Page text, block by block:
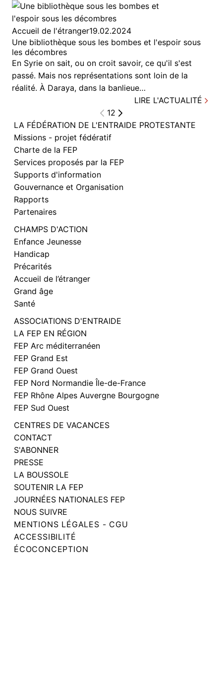
Accueil de l'étranger19.02.2024
Une bibliothèque sous les bombes et l'espoir sous
les décombres
En Syrie on sait, ou on croit savoir, ce qu'il s'est
passé. Mais nos représentations sont loin de la
réalité. À Daraya, dans la banlieue…
LIRE L'ACTUALITÉ
12
LA FÉDÉRATION DE L'ENTRAIDE PROTESTANTE
Missions - projet fédératif
Charte de la FEP
Services proposés par la FEP
Supports d'information
Gouvernance et Organisation
Rapports
Partenaires
CHAMPS D'ACTION
Enfance Jeunesse
Handicap
Précarités
Accueil de l’étranger
Grand âge
Santé
ASSOCIATIONS D'ENTRAIDE
LA FEP EN RÉGION
FEP Arc méditerranéen
FEP Grand Est
FEP Grand Ouest
FEP Nord Normandie Île-de-France
FEP Rhône Alpes Auvergne Bourgogne
FEP Sud Ouest
CENTRES DE VACANCES
CONTACT
S'ABONNER
PRESSE
LA BOUSSOLE
SOUTENIR LA FEP
JOURNÉES NATIONALES FEP
NOUS SUIVRE
MENTIONS LÉGALES - CGU
ACCESSIBILITÉ
ÉCOCONCEPTION